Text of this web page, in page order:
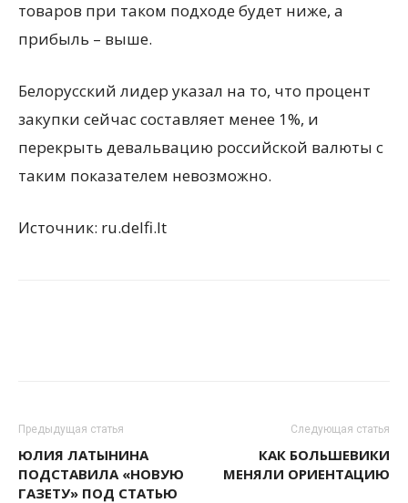
товаров при таком подходе будет ниже, а
прибыль – выше.
Белорусский лидер указал на то, что процент
закупки сейчас составляет менее 1%, и
перекрыть девальвацию российской валюты с
таким показателем невозможно.
Источник: ru.delfi.lt
Предыдущая статья
ЮЛИЯ ЛАТЫНИНА
ПОДСТАВИЛА «НОВУЮ
ГАЗЕТУ» ПОД СТАТЬЮ
Следующая статья
КАК БОЛЬШЕВИКИ
МЕНЯЛИ ОРИЕНТАЦИЮ